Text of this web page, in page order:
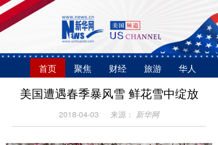
首页 聚焦 财经 旅游 华人
美国遭遇春季暴风雪 鲜花雪中绽放
2018-04-03 来源： 新华网